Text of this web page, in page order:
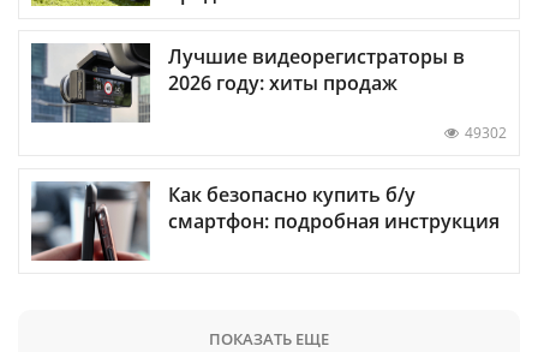
Лучшие видеорегистраторы в
2026 году: хиты продаж
49302
Как безопасно купить б/у
смартфон: подробная инструкция
ПОКАЗАТЬ ЕЩЕ